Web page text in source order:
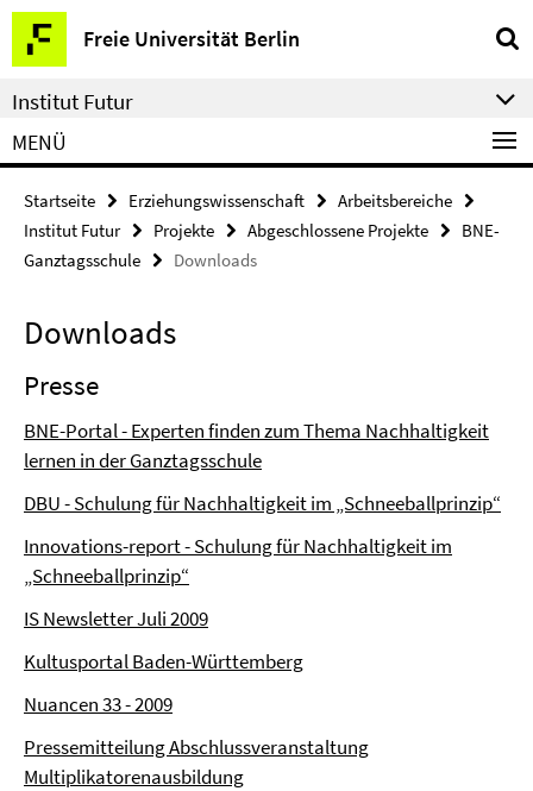
Springe
direkt
zu
Inhalt
Freie Universität Berlin
Service-
Navigation
Institut Futur
MENÜ
Startseite Erziehungswissenschaft
Arbeitsbereiche
Institut Futur
Projekte Abgeschlossene Projekte
BNE-
Ganztagsschule
Downloads
Downloads
Presse
BNE-Portal - Experten finden zum Thema Nachhaltigkeit
lernen in der Ganztagsschule
DBU - Schulung für Nachhaltigkeit im „Schneeballprinzip“
Innovations-report - Schulung für Nachhaltigkeit im
„Schneeballprinzip“
IS Newsletter Juli 2009
Kultusportal Baden-Württemberg
Nuancen 33 - 2009
Pressemitteilung Abschlussveranstaltung
Multiplikatorenausbildung